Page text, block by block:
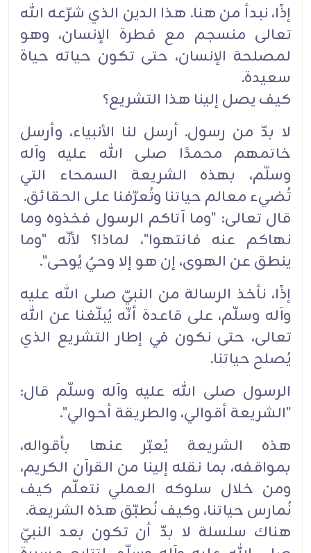
إذًا، نبدأ من هنا. هذا الدين الذي شرّعه الله
تعالى منسجم مع فطرة الإنسان، وهو
لمصلحة الإنسان، حتى ‏تكون حياته حياة
‏سعيدة.‏
كيف يصل إلينا هذا التشريع؟
لا بدّ من رسول. أرسل لنا الأنبياء، وأرسل
خاتمهم محمدًا صلى الله عليه وآله
وسلّم، بهذه الشريعة السمحاء ‏‏التي
تُضيء معالم حياتنا وتُعرّفنا على الحقائق.‏
قال تعالى: "وما آتاكم الرسول فخذوه وما
نهاكم عنه فانتهوا"، لماذا؟ لأنّه "وما
ينطق عن الهوى، إن هو إلا ‏وحيٌ يُوحى".‏
إذًا، نأخذ الرسالة من النبيّ صلى الله عليه
وآله وسلّم، على قاعدة أنّه يُبلّغنا عن الله
تعالى، حتى نكون في ‏‏إطار التشريع الذي
يُصلح حياتنا.‏
الرسول صلى الله عليه وآله وسلّم قال:
"الشريعة أقوالي، والطريقة أحوالي".‏
هذه الشريعة يُعبّر عنها بأقواله،
بمواقفه، بما نقله إلينا من القرآن الكريم،
ومن خلال سلوكه العملي نتعلّم كيف
‏‏نُمارس حياتنا، وكيف نُطبّق هذه الشريعة.‏
هناك سلسلة لا بدّ أن تكون بعد النبيّ